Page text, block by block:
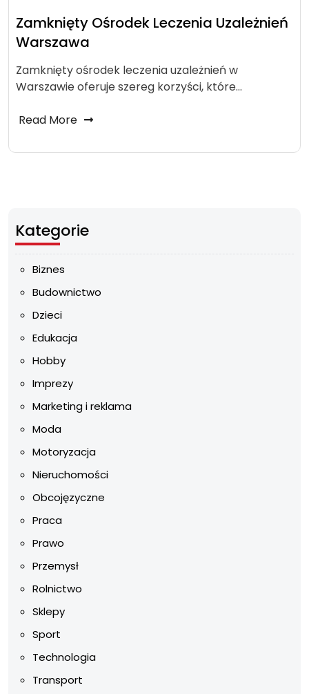
Zamknięty Ośrodek Leczenia Uzależnień
Warszawa
Zamknięty ośrodek leczenia uzależnień w
Warszawie oferuje szereg korzyści, które…
Read More
Kategorie
Biznes
Budownictwo
Dzieci
Edukacja
Hobby
Imprezy
Marketing i reklama
Moda
Motoryzacja
Nieruchomości
Obcojęzyczne
Praca
Prawo
Przemysł
Rolnictwo
Sklepy
Sport
Technologia
Transport